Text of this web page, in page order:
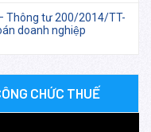
Thông tư 200/2014/TT-
doanh nghiệp
CHỨC THUẾ